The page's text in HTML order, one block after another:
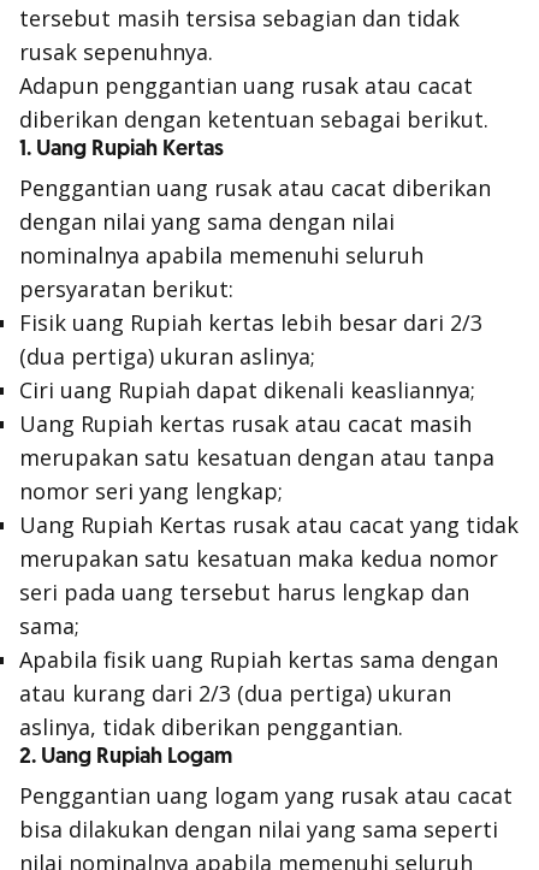
tersebut masih tersisa sebagian dan tidak
rusak sepenuhnya.
Adapun penggantian uang rusak atau cacat
diberikan dengan ketentuan sebagai berikut.
1. Uang Rupiah Kertas
Penggantian uang rusak atau cacat diberikan
dengan nilai yang sama dengan nilai
nominalnya apabila memenuhi seluruh
persyaratan berikut:
Fisik uang Rupiah kertas lebih besar dari 2/3
(dua pertiga) ukuran aslinya;
Ciri uang Rupiah dapat dikenali keasliannya;
Uang Rupiah kertas rusak atau cacat masih
merupakan satu kesatuan dengan atau tanpa
nomor seri yang lengkap;
Uang Rupiah Kertas rusak atau cacat yang tidak
merupakan satu kesatuan maka kedua nomor
seri pada uang tersebut harus lengkap dan
sama;
Apabila fisik uang Rupiah kertas sama dengan
atau kurang dari 2/3 (dua pertiga) ukuran
aslinya, tidak diberikan penggantian.
2. Uang Rupiah Logam
Penggantian uang logam yang rusak atau cacat
bisa dilakukan dengan nilai yang sama seperti
nilai nominalnya apabila memenuhi seluruh